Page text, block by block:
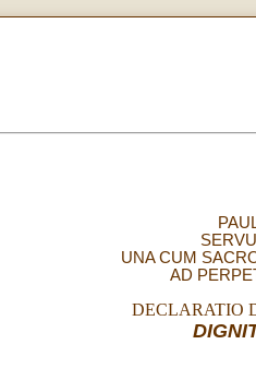
UNA CUM
AD
DECLARATIO